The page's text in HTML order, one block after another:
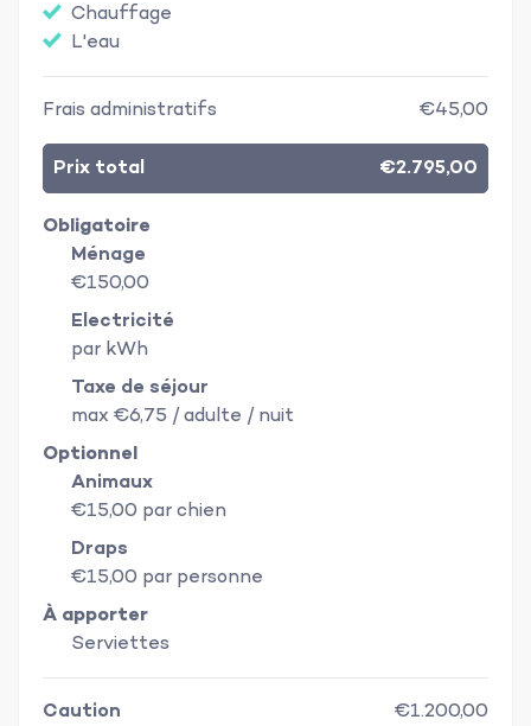
Chauffage
L'eau
Frais administratifs €45,00
Prix total €2.795,00
Obligatoire
Ménage
€150,00
Electricité
par kWh
Taxe de séjour
max €6,75 / adulte / nuit
Optionnel
Animaux
€15,00 par chien
Draps
€15,00 par personne
À apporter
Serviettes
Caution €1.200,00